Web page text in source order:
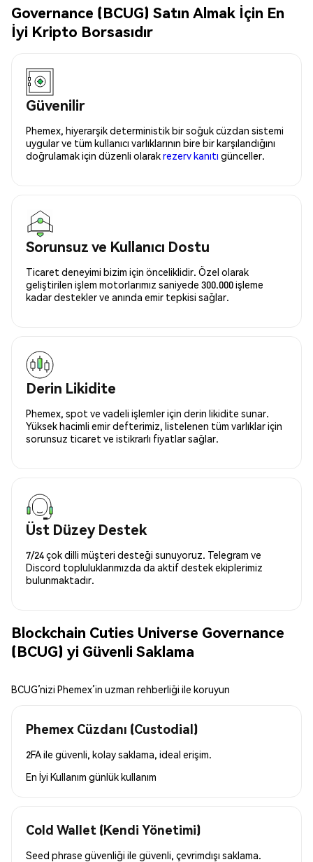
Governance (BCUG) Satın Almak İçin En
İyi Kripto Borsasıdır
Güvenilir
Phemex, hiyerarşik deterministik bir soğuk cüzdan sistemi
uygular ve tüm kullanıcı varlıklarının bire bir karşılandığını
doğrulamak için düzenli olarakrezerv kanıtı günceller.
Sorunsuz ve Kullanıcı Dostu
Ticaret deneyimi bizim için önceliklidir. Özel olarak
geliştirilen işlem motorlarımız saniyede 300.000 işleme
kadar destekler ve anında emir tepkisi sağlar.
Derin Likidite
Phemex, spot ve vadeli işlemler için derin likidite sunar.
Yüksek hacimli emir defterimiz, listelenen tüm varlıklar için
sorunsuz ticaret ve istikrarlı fiyatlar sağlar.
Üst Düzey Destek
7/24 çok dilli müşteri desteği sunuyoruz. Telegram ve
Discord topluluklarımızda da aktif destek ekiplerimiz
bulunmaktadır.
Blockchain Cuties Universe Governance
(BCUG) yi Güvenli Saklama
BCUG’nizi Phemex’in uzman rehberliği ile koruyun
Phemex Cüzdanı (Custodial)
2FA ile güvenli, kolay saklama, ideal erişim.
En İyi Kullanım günlük kullanım
Cold Wallet (Kendi Yönetimi)
Seed phrase güvenliği ile güvenli, çevrimdışı saklama.